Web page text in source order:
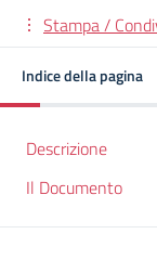
Stampa /
Indice della pagina
Descrizione
Il Documento